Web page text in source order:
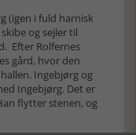
(igen i fuld harnisk
og sejler til
Efter Rolfernes
gård, hvor den
Ingebjørg og
Ingebjørg. Det er
flytter stenen, og